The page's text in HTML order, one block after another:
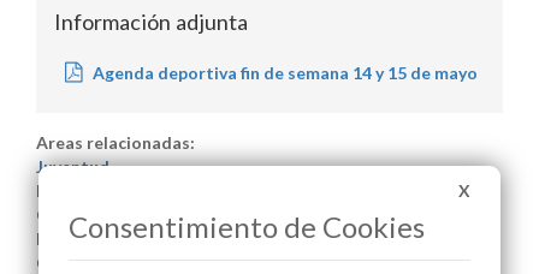
Información adjunta
Agenda deportiva fin de semana 14 y 15 de mayo
Areas relacionadas:
Juventud
Festejos
Cultura y Patrimonio
Deportes
Comercio
X
Consentimiento de Cookies